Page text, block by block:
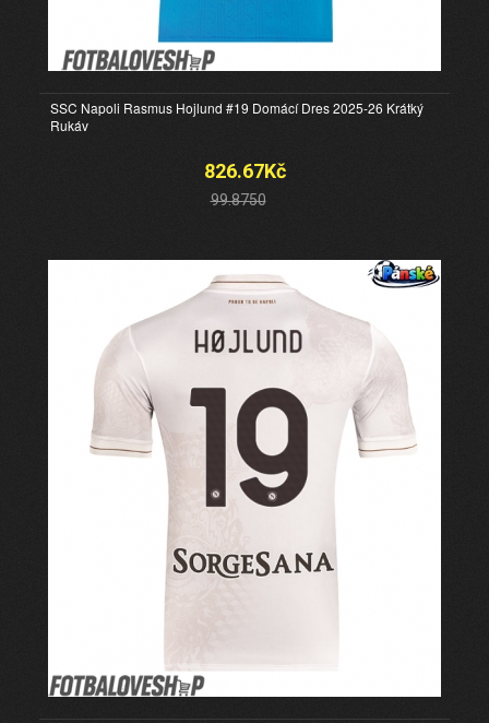
SSC Napoli Rasmus Hojlund #19 Domácí Dres 2025-26 Krátký
Rukáv
826.67Kč
99.8750